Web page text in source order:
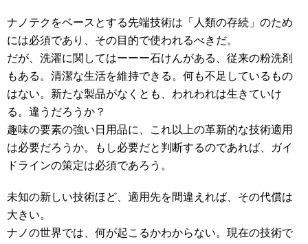
ナノテクをベースとする先端技術は「人類の存続」のため
には必須であり、その目的で使われるべきだ。
だが、洗濯に関してはーーー石けんがある、従来の粉洗剤
もある。清潔な生活を維持できる。何も不足しているもの
はない。新たな製品がなくとも、われわれは生きていけ
る。違うだろうか？
趣味の要素の強い日用品に、これ以上の革新的な技術適用
は必要だろうか。もし必要だと判断するのであれば、ガイ
ドラインの策定は必須であろう。
未知の新しい技術ほど、適用先を間違えれば、その代償は
大きい。
ナノの世界では、何が起こるかわからない。現在の技術で